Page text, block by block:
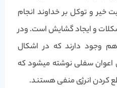
و توکل بر خداوند انجام
و ایجاد گشایش است. ودر
وجود دارند که در اشکال
اعوان سفلی نوشته میشود که
کردن انرژی منفی هستند.